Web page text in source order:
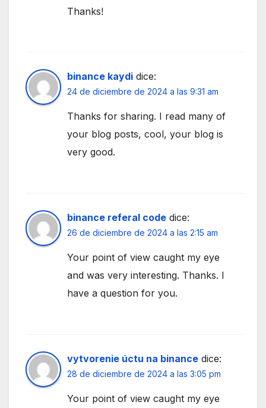
Thanks!
binance kaydi dice:
24 de diciembre de 2024 a las 9:31 am
Thanks for sharing. I read many of
your blog posts, cool, your blog is
very good.
binance referal code dice:
26 de diciembre de 2024 a las 2:15 am
Your point of view caught my eye
and was very interesting. Thanks. I
have a question for you.
vytvorenie úctu na binance dice:
28 de diciembre de 2024 a las 3:05 pm
Your point of view caught my eye